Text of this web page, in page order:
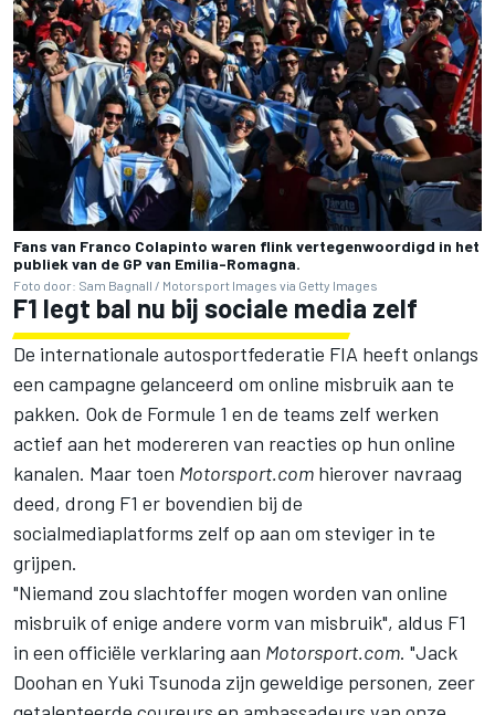
Fans van Franco Colapinto waren flink vertegenwoordigd in het
publiek van de GP van Emilia-Romagna.
Foto door: Sam Bagnall / Motorsport Images via Getty Images
F1 legt bal nu bij sociale media zelf
De internationale autosportfederatie FIA heeft onlangs
een campagne gelanceerd om online misbruik aan te
pakken. Ook de Formule 1 en de teams zelf werken
actief aan het modereren van reacties op hun online
kanalen. Maar toen Motorsport.com hierover navraag
deed, drong F1 er bovendien bij de
socialmediaplatforms zelf op aan om steviger in te
grijpen.
"Niemand zou slachtoffer mogen worden van online
misbruik of enige andere vorm van misbruik", aldus F1
in een officiële verklaring aan Motorsport.com. "Jack
Doohan en Yuki Tsunoda zijn geweldige personen, zeer